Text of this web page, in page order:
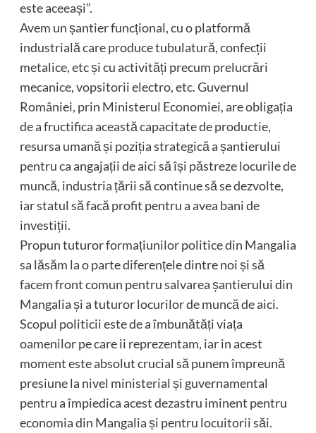
este aceeași”.
Avem un șantier funcțional, cu o platformă
industrială care produce tubulatură, confecții
metalice, etc și cu activități precum prelucrări
mecanice, vopsitorii electro, etc. Guvernul
României, prin Ministerul Economiei, are obligația
de a fructifica această capacitate de productie,
resursa umană și poziția strategică a șantierului
pentru ca angajații de aici să își păstreze locurile de
muncă, industria țării să continue să se dezvolte,
iar statul să facă profit pentru a avea bani de
investiții.
Propun tuturor formațiunilor politice din Mangalia
sa lăsăm la o parte diferențele dintre noi și să
facem front comun pentru salvarea șantierului din
Mangalia și a tuturor locurilor de muncă de aici.
Scopul politicii este de a îmbunătăți viața
oamenilor pe care ii reprezentam, iar in acest
moment este absolut crucial să punem împreună
presiune la nivel ministerial și guvernamental
pentru a împiedica acest dezastru iminent pentru
economia din Mangalia și pentru locuitorii săi.